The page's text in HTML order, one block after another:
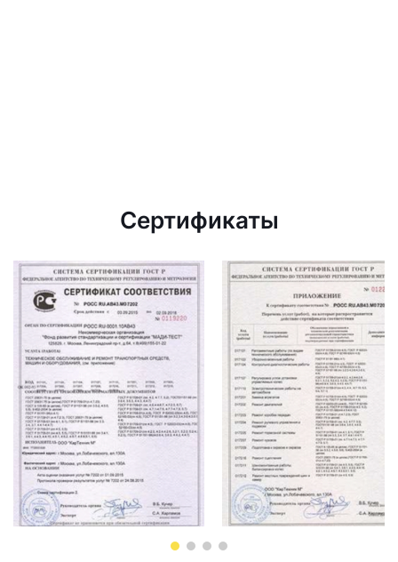
Сертификаты